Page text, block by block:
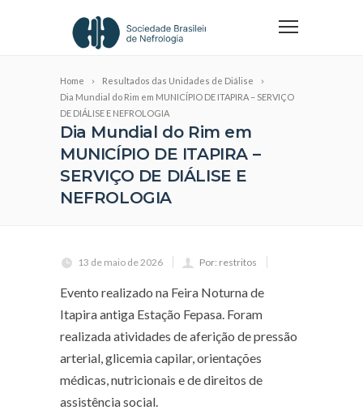
Home
Resultados das Unidades de Diálise
Dia Mundial do Rim em MUNICÍPIO DE ITAPIRA – SERVIÇO
DE DIÁLISE E NEFROLOGIA
Dia Mundial do Rim em
MUNICÍPIO DE ITAPIRA –
SERVIÇO DE DIÁLISE E
NEFROLOGIA
13 de maio de 2026 Por: restritos
Evento realizado na Feira Noturna de
Itapira antiga Estação Fepasa. Foram
realizada atividades de aferição de pressão
arterial, glicemia capilar, orientações
médicas, nutricionais e de direitos de
assistência social.